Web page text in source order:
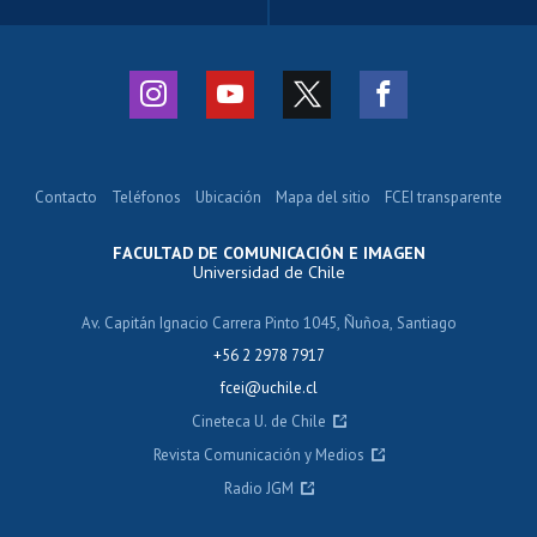
FACULTAD DE COMUNICACIÓN E IMAGEN
Universidad de Chile
Av. Capitán Ignacio Carrera Pinto 1045, Ñuñoa, Santiago
+56 2 2978 7917
fcei@uchile.cl
Contacto Teléfonos Ubicación Mapa del sitio FCEI transparente
Cineteca U. de Chile
Revista Comunicación y Medios
Radio JGM